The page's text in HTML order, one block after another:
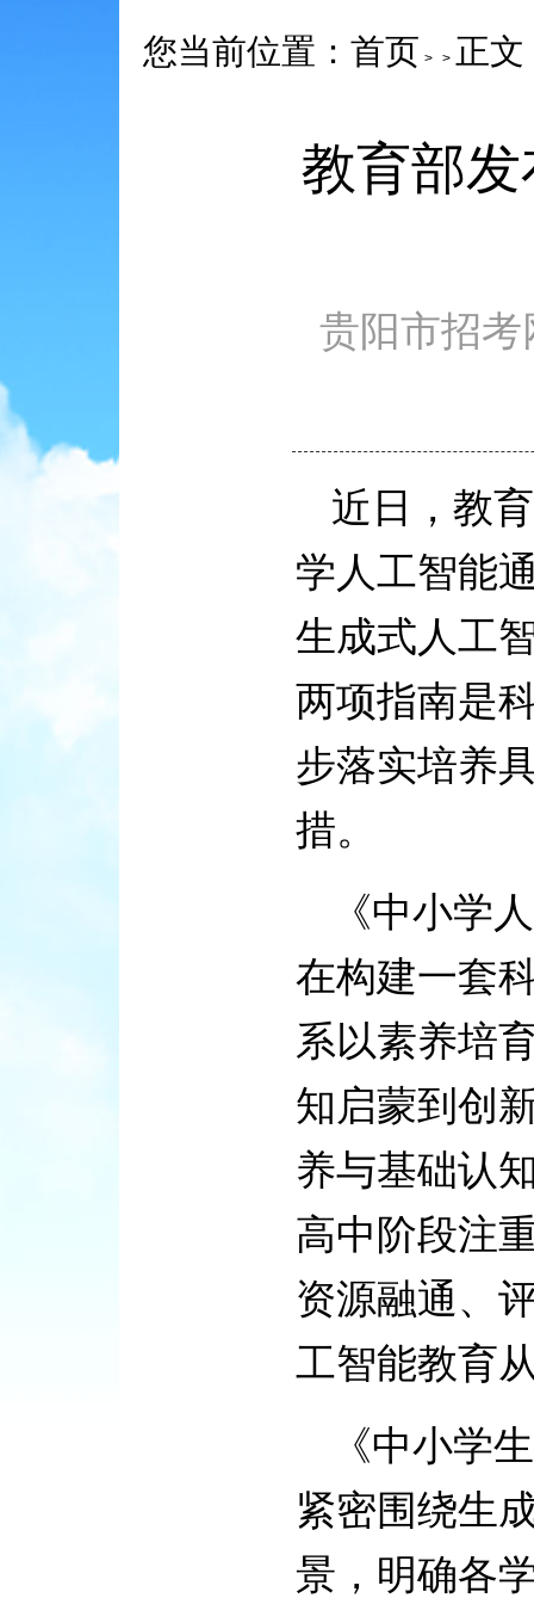
您当前位置： 首页 > > 正文
教育部
贵阳市招
近日，教
学人工智能
生成式人工
两项指南是
步落实培养
措。
《中小学
在构建一套
系以素养培
知启蒙到创
养与基础认
高中阶段注
资源融通、
工智能教育
《中小学
紧密围绕生
景，明确各